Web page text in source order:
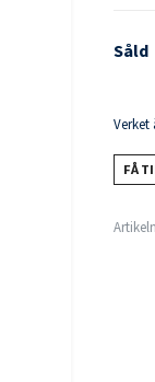
Såld
FÅ